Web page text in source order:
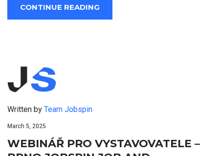
CONTINUE READING
Written by Team Jobspin
March 5, 2025
WEBINÁŘ PRO VYSTAVOVATELE –